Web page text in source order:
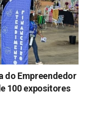
do Empreendedor
100 expositores